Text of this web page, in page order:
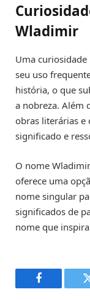
Wladimir
Uma
seu uso
história, o que
a nobreza. Além
obras literárias
significado e
O nome
oferece uma
nome singular
significados de
nome que
Facebook